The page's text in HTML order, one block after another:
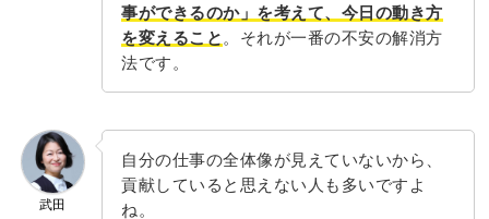
事ができるのか」を考えて、今日の動き方
を変えること 。それが一番の不安の解消方
法です。
武田
自分の仕事の全体像が見えていないから、
貢献していると思えない人も多いですよ
ね。